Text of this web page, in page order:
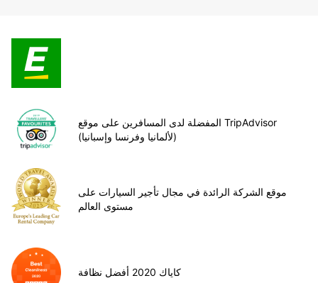
المفضلة لدى المسافرين على موقع TripAdvisor
(لألمانيا وفرنسا وإسبانيا)
موقع الشركة الرائدة في مجال تأجير السيارات على
مستوى العالم
كاياك 2020 أفضل نظافة